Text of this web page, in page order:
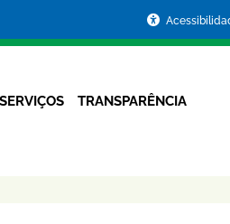
SERVIÇOS TRANSPARÊNCIA